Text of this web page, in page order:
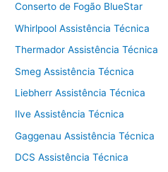
Conserto de Fogão BlueStar
Whirlpool Assistência Técnica
Thermador Assistência Técnica
Smeg Assistência Técnica
Liebherr Assistência Técnica
Ilve Assistência Técnica
Gaggenau Assistência Técnica
DCS Assistência Técnica